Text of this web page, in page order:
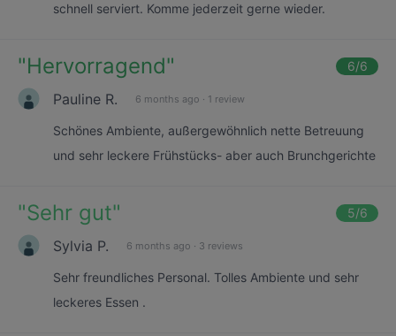
schnell serviert. Komme jederzeit gerne wieder.
"Hervorragend" 6/6
Pauline R. 6 months ago · 1 review
Schönes Ambiente, außergewöhnlich nette Betreuung
und sehr leckere Frühstücks- aber auch Brunchgerichte
"Sehr gut" 5/6
Sylvia P. 6 months ago · 3 reviews
Sehr freundliches Personal. Tolles Ambiente und sehr
leckeres Essen .